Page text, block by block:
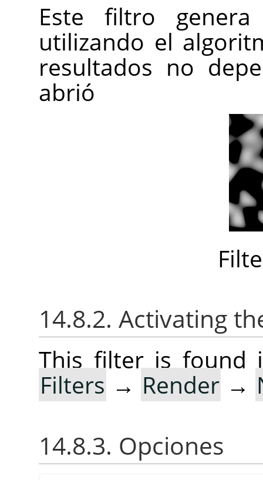
Este filtro
utilizando el
resultados no
abrió
14.8.2. Activating
This filter is found
Filters → Render →
14.8.3. Opciones